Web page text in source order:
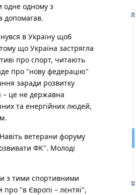
одне одному з
допомагав.
в Україну щоб
що Україна застрягла
про спорт, читають
про "нову федерацію"
заради розвитку
– це не державна
та енергійних людей,
ветерани форуму
ФК". Молоді
з тими спортивними
про "в Європі – лєнтяї",